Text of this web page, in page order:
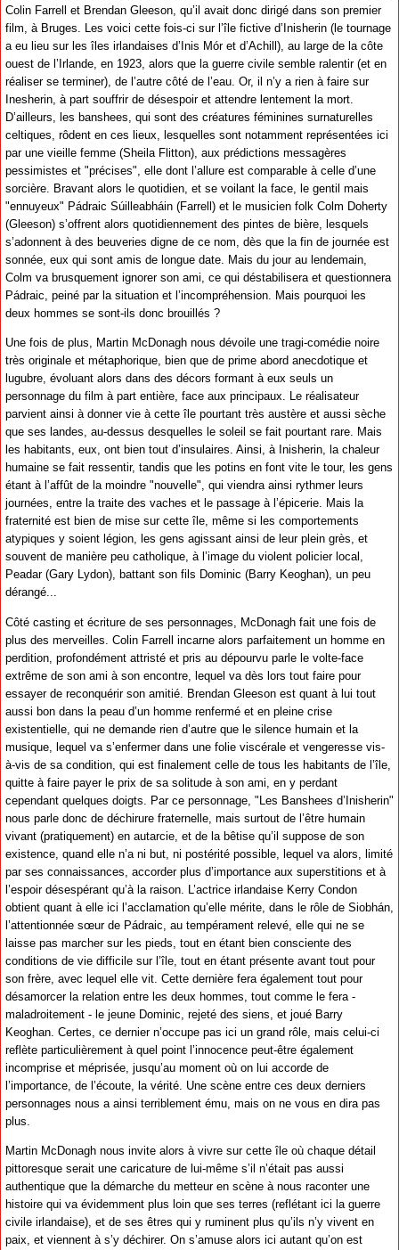
Colin Farrell et Brendan Gleeson, qu’il avait donc dirigé dans son premier
film, à Bruges. Les voici cette fois-ci sur l’île fictive d’Inisherin (le tournage
a eu lieu sur les îles irlandaises d’Inis Mór et d’Achill), au large de la côte
ouest de l’Irlande, en 1923, alors que la guerre civile semble ralentir (et en
réaliser se terminer), de l’autre côté de l’eau. Or, il n’y a rien à faire sur
Inesherin, à part souffrir de désespoir et attendre lentement la mort.
D’ailleurs, les banshees, qui sont des créatures féminines surnaturelles
celtiques, rôdent en ces lieux, lesquelles sont notamment représentées ici
par une vieille femme (Sheila Flitton), aux prédictions messagères
pessimistes et "précises", elle dont l’allure est comparable à celle d’une
sorcière. Bravant alors le quotidien, et se voilant la face, le gentil mais
"ennuyeux" Pádraic Súilleabháin (Farrell) et le musicien folk Colm Doherty
(Gleeson) s’offrent alors quotidiennement des pintes de bière, lesquels
s’adonnent à des beuveries digne de ce nom, dès que la fin de journée est
sonnée, eux qui sont amis de longue date. Mais du jour au lendemain,
Colm va brusquement ignorer son ami, ce qui déstabilisera et questionnera
Pádraic, peiné par la situation et l’incompréhension. Mais pourquoi les
deux hommes se sont-ils donc brouillés ?
Une fois de plus, Martin McDonagh nous dévoile une tragi-comédie noire
très originale et métaphorique, bien que de prime abord anecdotique et
lugubre, évoluant alors dans des décors formant à eux seuls un
personnage du film à part entière, face aux principaux. Le réalisateur
parvient ainsi à donner vie à cette île pourtant très austère et aussi sèche
que ses landes, au-dessus desquelles le soleil se fait pourtant rare. Mais
les habitants, eux, ont bien tout d’insulaires. Ainsi, à Inisherin, la chaleur
humaine se fait ressentir, tandis que les potins en font vite le tour, les gens
étant à l’affût de la moindre "nouvelle", qui viendra ainsi rythmer leurs
journées, entre la traite des vaches et le passage à l’épicerie. Mais la
fraternité est bien de mise sur cette île, même si les comportements
atypiques y soient légion, les gens agissant ainsi de leur plein grès, et
souvent de manière peu catholique, à l’image du violent policier local,
Peadar (Gary Lydon), battant son fils Dominic (Barry Keoghan), un peu
dérangé...
Côté casting et écriture de ses personnages, McDonagh fait une fois de
plus des merveilles. Colin Farrell incarne alors parfaitement un homme en
perdition, profondément attristé et pris au dépourvu parle le volte-face
extrême de son ami à son encontre, lequel va dès lors tout faire pour
essayer de reconquérir son amitié. Brendan Gleeson est quant à lui tout
aussi bon dans la peau d’un homme renfermé et en pleine crise
existentielle, qui ne demande rien d’autre que le silence humain et la
musique, lequel va s’enfermer dans une folie viscérale et vengeresse vis-
à-vis de sa condition, qui est finalement celle de tous les habitants de l’île,
quitte à faire payer le prix de sa solitude à son ami, en y perdant
cependant quelques doigts. Par ce personnage, "Les Banshees d’Inisherin"
nous parle donc de déchirure fraternelle, mais surtout de l’être humain
vivant (pratiquement) en autarcie, et de la bêtise qu’il suppose de son
existence, quand elle n’a ni but, ni postérité possible, lequel va alors, limité
par ses connaissances, accorder plus d’importance aux superstitions et à
l’espoir désespérant qu’à la raison. L’actrice irlandaise Kerry Condon
obtient quant à elle ici l’acclamation qu’elle mérite, dans le rôle de Siobhán,
l’attentionnée sœur de Pádraic, au tempérament relevé, elle qui ne se
laisse pas marcher sur les pieds, tout en étant bien consciente des
conditions de vie difficile sur l’île, tout en étant présente avant tout pour
son frère, avec lequel elle vit. Cette dernière fera également tout pour
désamorcer la relation entre les deux hommes, tout comme le fera -
maladroitement - le jeune Dominic, rejeté des siens, et joué Barry
Keoghan. Certes, ce dernier n’occupe pas ici un grand rôle, mais celui-ci
reflète particulièrement à quel point l’innocence peut-être également
incomprise et méprisée, jusqu’au moment où on lui accorde de
l’importance, de l’écoute, la vérité. Une scène entre ces deux derniers
personnages nous a ainsi terriblement ému, mais on ne vous en dira pas
plus.
Martin McDonagh nous invite alors à vivre sur cette île où chaque détail
pittoresque serait une caricature de lui-même s’il n’était pas aussi
authentique que la démarche du metteur en scène à nous raconter une
histoire qui va évidemment plus loin que ses terres (reflétant ici la guerre
civile irlandaise), et de ses êtres qui y ruminent plus qu’ils n’y vivent en
paix, et viennent à s’y déchirer. On s’amuse alors ici autant qu’on est